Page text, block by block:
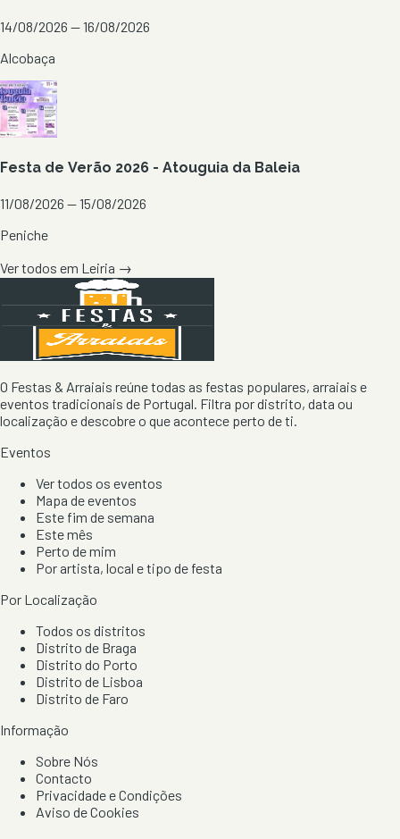
14/08/2026 — 16/08/2026
Alcobaça
Festa de Verão 2026 - Atouguia da Baleia
11/08/2026 — 15/08/2026
Peniche
Ver todos em Leiria →
O Festas & Arraiais reúne todas as festas populares, arraiais e
eventos tradicionais de Portugal. Filtra por distrito, data ou
localização e descobre o que acontece perto de ti.
Eventos
Ver todos os eventos
Mapa de eventos
Este fim de semana
Este mês
Perto de mim
Por artista, local e tipo de festa
Por Localização
Todos os distritos
Distrito de Braga
Distrito do Porto
Distrito de Lisboa
Distrito de Faro
Informação
Sobre Nós
Contacto
Privacidade e Condições
Aviso de Cookies